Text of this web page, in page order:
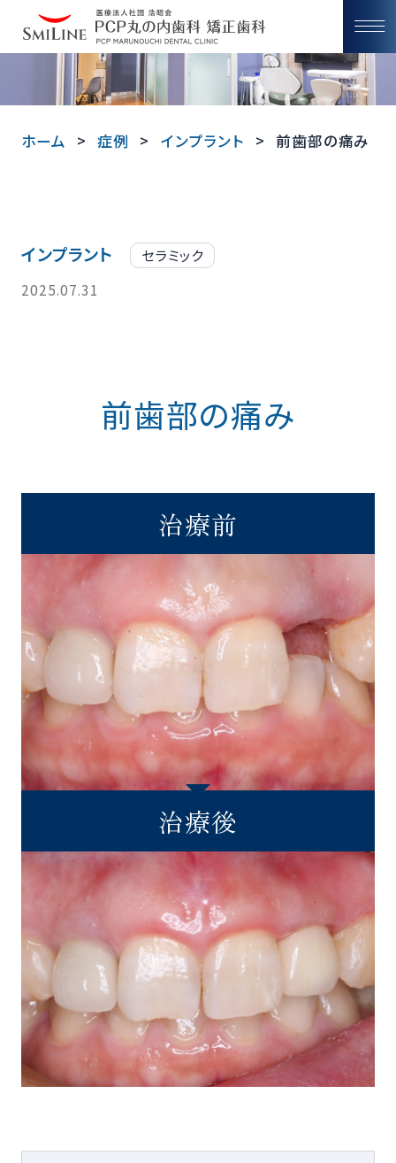
ホーム 症例 インプラント 前歯部の痛み
インプラント
セラミック
2025.07.31
前歯部の痛み
治療前
治療後